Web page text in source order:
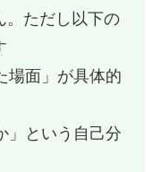
。ただし以下の
場面」が具体的
」という自己分